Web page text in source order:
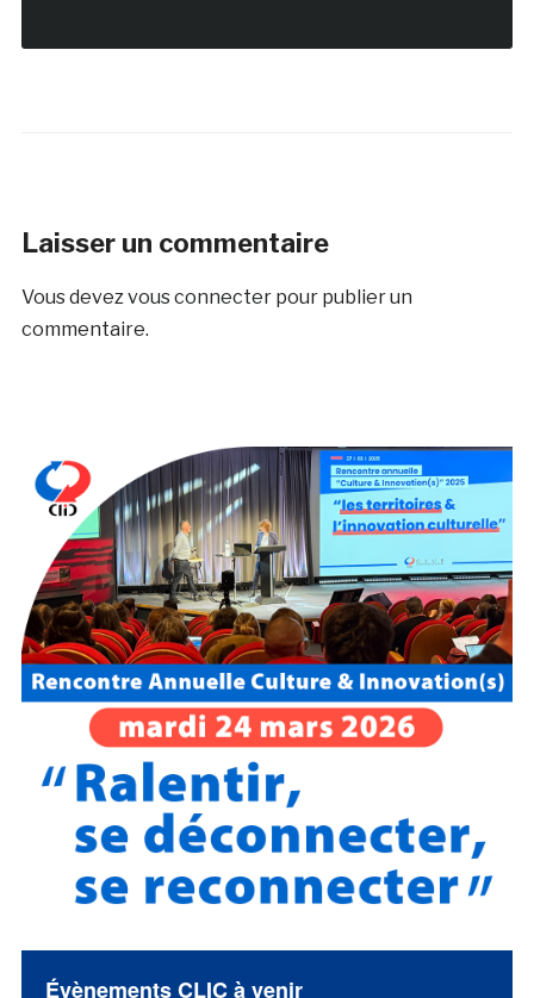
Laisser un commentaire
Vous devezvous connecterpour publier un
commentaire.
Évènements CLIC à venir